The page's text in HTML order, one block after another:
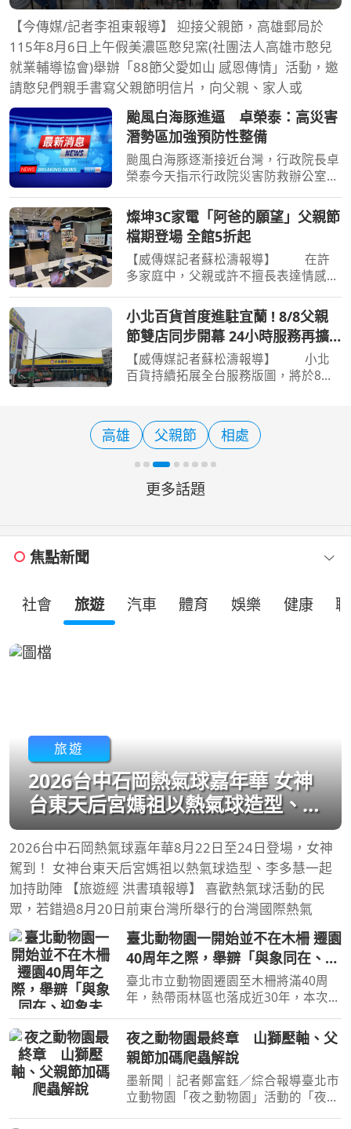
【今傳媒/記者李祖東報導】 迎接父親節，高雄郵局於
115年8月6日上午假美濃區憨兒窯(社團法人高雄市憨兒
就業輔導協會)舉辦「88節父愛如山 感恩傳情」活動，邀
請憨兒們親手書寫父親節明信片，向父親、家人或
颱風白海豚進逼 卓榮泰：高災害
潛勢區加強預防性整備
颱風白海豚逐漸接近台灣，行政院長卓
榮泰今天指示行政院災害防救辦公室召
區加強預防性整備；災防辦在會中，要
求針對低窪地區積淹水風險，預置抽水
機具、搶險能量等，並
燦坤3C家電「阿爸的願望」父親節
檔期登場 全館5折起
【威傳媒記者蘇松濤報導】 在許
多家庭中，父親或許不擅長表達情感，
力打拚，他們最大的心願，無非是讓家
人過得更好、生活更安心；而父親不僅
是多數家庭重要的經濟
小北百貨首度進駐宜蘭 ! 8/8父親
節雙店同步開幕 24小時服務再擴
大
【威傳媒記者蘇松濤報導】 小北
百貨持續拓展全台服務版圖，將於8月8
蘭羅東倉前店為小北百貨首度進駐宜
蘭，象徵品牌服務版圖再
高雄 父親節 相處
更多話題
焦點新聞
社會 旅遊 汽車 體育 娛樂 健康
旅遊
2026台中石岡熱氣球嘉年華 女神
台東天后宮媽祖以熱氣球造型、李
多慧一起加持助陣
2026台中石岡熱氣球嘉年華8月22日至24日登場，女神
駕到！ 女神台東天后宮媽祖以熱氣球造型、李多慧一起
加持助陣 【旅遊經 洪書瑱報導】 喜歡熱氣球活動的民
眾，若錯過8月20日前東台灣所舉行的台灣國際熱氣
臺北動物園一開始並不在木柵 遷園
40周年之際，舉辧「與象同在、迎
象未來」特展！
臺北市立動物園遷園至木柵將滿40周
年，熱帶雨林區也落成近30年，本次特
【旅遊經 洪書瑱報導】 對於70年級後
段生而言，幾乎會理所當然地認為「台
北動物園本來就在木柵」，
夜之動物園最終章 山獅壓軸、父
親節加碼爬蟲解說
墨新聞｜記者鄭富鈺／綜合報導臺北市
立動物園「夜之動物園」活動的「夜貓